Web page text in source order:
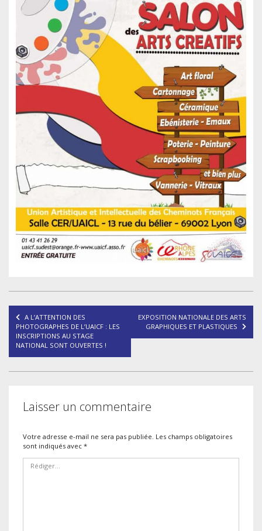
Navigation
de
l’article
A L’ATTENTION DES
PHOTOGRAPHES DE L’UAICF : LES
INSCRIPTIONS AU STAGE
NATIONAL SONT OUVERTES !
EXPOSITION NATIONALE DES ARTS
GRAPHIQUES ET PLASTIQUES
Laisser un commentaire
Votre adresse e-mail ne sera pas publiée. Les champs obligatoires
sont indiqués avec *